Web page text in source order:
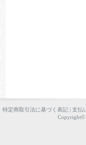
特定商取引法に基づく表記| 支払
Copyright©